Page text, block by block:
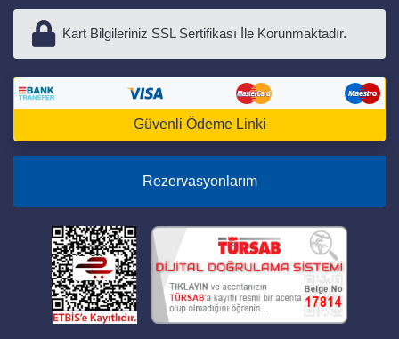
Kart Bilgileriniz SSL Sertifikası İle Korunmaktadır.
Güvenli Ödeme Linki
Rezervasyonlarım